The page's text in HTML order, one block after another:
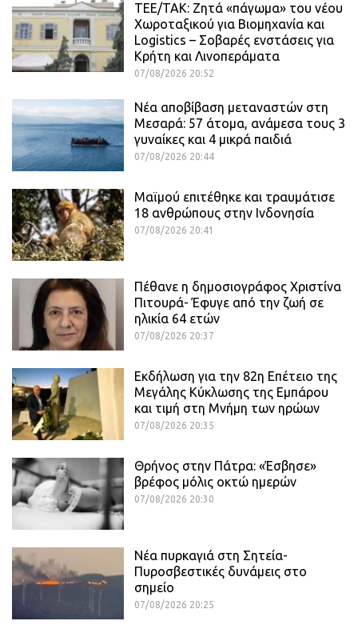
ΤΕΕ/ΤΑΚ: Ζητά «πάγωμα» του νέου
Χωροταξικού για Βιομηχανία και
Logistics – Σοβαρές ενστάσεις για
Κρήτη και Λινοπεράματα
07/08/2026 20:52
Νέα αποβίβαση μεταναστών στη
Μεσαρά: 57 άτομα, ανάμεσα τους 3
γυναίκες και 4 μικρά παιδιά
07/08/2026 20:44
Μαϊμού επιτέθηκε και τραυμάτισε
18 ανθρώπους στην Ινδονησία
07/08/2026 20:41
Πέθανε η δημοσιογράφος Χριστίνα
Πιτουρά- Έφυγε από την ζωή σε
ηλικία 64 ετών
07/08/2026 20:37
Εκδήλωση για την 82η Επέτειο της
Μεγάλης Κύκλωσης της Εμπάρου
και τιμή στη Μνήμη των ηρώων
07/08/2026 20:35
Θρήνος στην Πάτρα: «Έσβησε»
βρέφος μόλις οκτώ ημερών
07/08/2026 20:30
Νέα πυρκαγιά στη Σητεία-
Πυροσβεστικές δυνάμεις στο
σημείο
07/08/2026 20:25